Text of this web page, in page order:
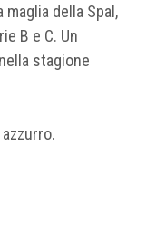
della Spal,
B e C. Un
stagione